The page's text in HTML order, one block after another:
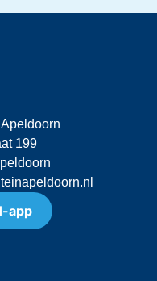
199
app